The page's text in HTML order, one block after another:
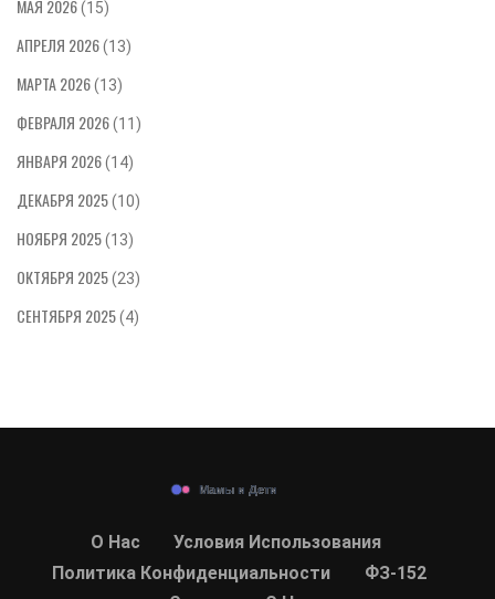
МАЯ 2026(15)
АПРЕЛЯ 2026(13)
МАРТА 2026(13)
ФЕВРАЛЯ 2026(11)
ЯНВАРЯ 2026(14)
ДЕКАБРЯ 2025(10)
НОЯБРЯ 2025(13)
ОКТЯБРЯ 2025(23)
СЕНТЯБРЯ 2025(4)
О Нас
Условия Использования
Политика Конфиденциальности
ФЗ-152